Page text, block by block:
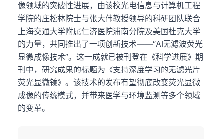
像领域的突破性进展，由该校光电信息与计算机工程
学院的庄松林院士与张大伟教授领导的科研团队联合
上海交通大学附属仁济医院浦南分院及美国杜克大学
的力量，共同推出了一项创新技术——“AI无滤波荧光
显微成像技术”。这一成就已被刊登在《科学进展》期
刊中，研究成果的标题为《支持深度学习的无滤光片
荧光显微镜》。该技术的发布有望彻底改变荧光显微
成像的传统模式，并带来医学与环境监测等多个领域
的变革。